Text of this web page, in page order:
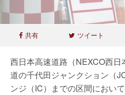
共有 ツイート
西日本高速道路（NEXCO西
道の千代田ジャンクション（
ンジ（IC）までの区間におい